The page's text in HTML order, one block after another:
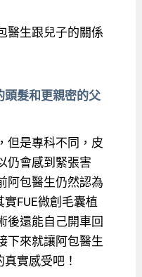
醫生跟兒子的關係
頭髮和更親密的父
但是專科不同，皮
仍會感到緊張害
阿包醫生仍然認為
FUE微創毛囊植
後還能自己開車回
下來就讓阿包醫生
實感受吧！